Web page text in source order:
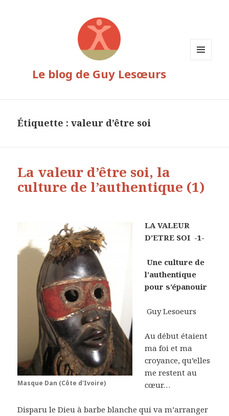
Le blog de Guy Lesœurs
Étiquette :valeur d’être soi
La valeur d’être soi, la
culture de l’authentique (1)
Masque Dan (Côte d'Ivoire)
LA VALEUR
D’ETRE SOI -1-
Une culture de
l’authentique
pour s’épanouir
Guy Lesoeurs
Au début étaient
ma foi et ma
croyance, qu’elles
me restent au
cœur…
Disparu le Dieu à barbe blanche qui va m’arranger